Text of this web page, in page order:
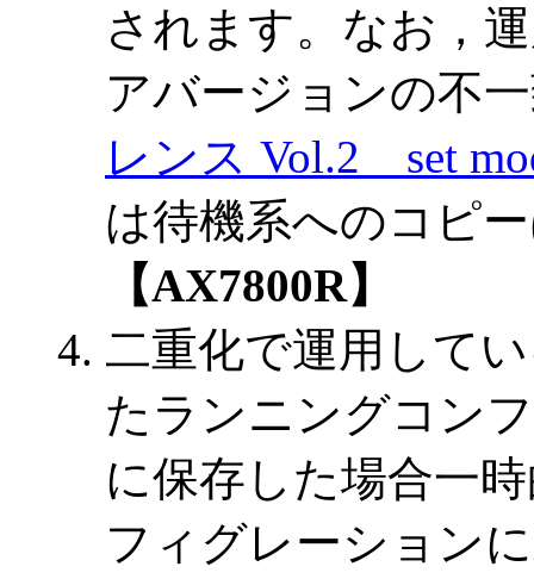
されます。なお，
アバージョンの不
レンス Vol.2 set
は待機系へのコピ
【AX7800R】
二重化で運用して
たランニングコン
に保存した場合一
フィグレーション